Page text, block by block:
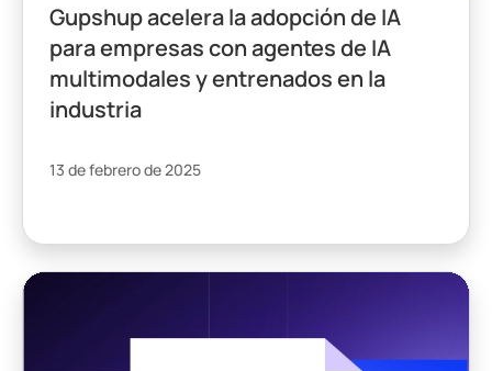
Gupshup acelera la adopción de IA
para empresas con agentes de IA
multimodales y entrenados en la
industria
13 de febrero de 2025